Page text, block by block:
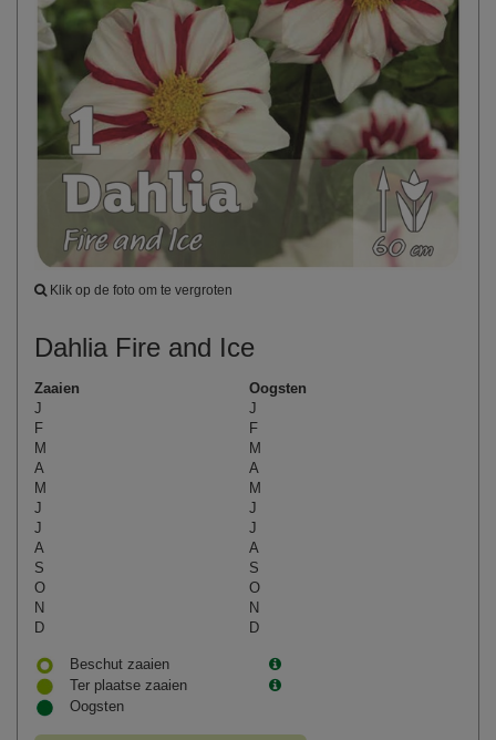
Klik op de foto om te vergroten
Dahlia Fire and Ice
Zaaien
Oogsten
J
J
F
F
M
M
A
A
M
M
J
J
J
J
A
A
S
S
O
O
N
N
D
D
Beschut zaaien
Ter plaatse zaaien
Oogsten